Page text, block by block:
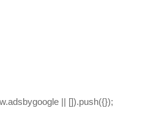
|| []).push({});